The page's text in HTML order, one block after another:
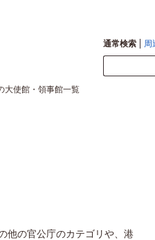
通常検索 周
大使館・領事館一覧
他の官公庁のカテゴリや、港